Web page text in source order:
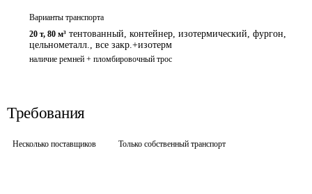
Варианты транспорта
20 т, 80 м³ тентованный, контейнер, изотермический, фургон,
цельнометалл., все закр.+изотерм
наличие ремней + пломбировочный трос
Требования
Несколько поставщиков Только собственный транспорт